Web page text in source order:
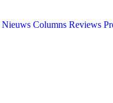
Nieuws Columns Reviews